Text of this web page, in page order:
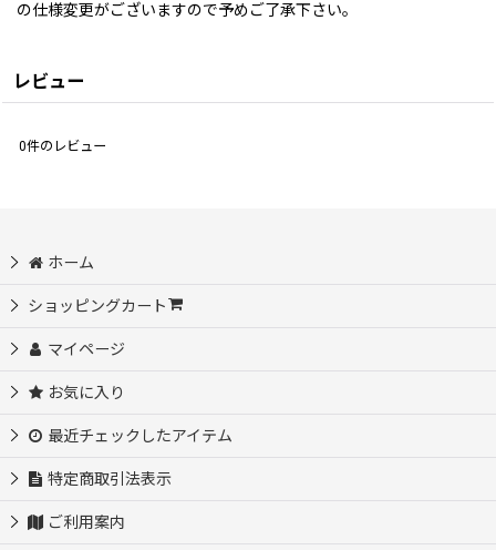
の仕様変更がございますので予めご了承下さい。
レビュー
0件のレビュー
ホーム
ショッピングカート
マイページ
お気に入り
最近チェックしたアイテム
特定商取引法表示
ご利用案内